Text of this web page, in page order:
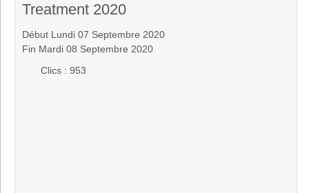
Treatment 2020
Début Lundi 07 Septembre 2020
Fin Mardi 08 Septembre 2020
Clics : 953